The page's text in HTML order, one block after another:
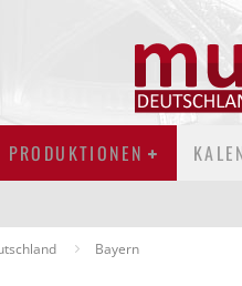
PRODUKTIONEN
Bayern